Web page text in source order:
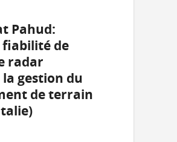
Pahud:
fiabilité de
radar
gestion du
de terrain